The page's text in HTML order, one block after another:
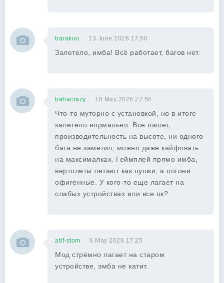
barakoo 13 June 2026 17:50
Залетело, имба! Всё работает, багов нет.
bahacrazy 18 May 2026 22:50
Что-то муторно с установкой, но в итоге
залетело нормально. Все пашет,
производительность на высоте, ни одного
бага не заметил, можно даже кайфовать
на максималках. Геймплей прямо имба,
вертолеты летают как пушки, а погони
офигенные. У кого-то еще лагает на
слабых устройствах или все ок?
atif-stom 6 May 2026 17:25
Мод стрёмно лагает на старом
устройстве, эмба не катит.